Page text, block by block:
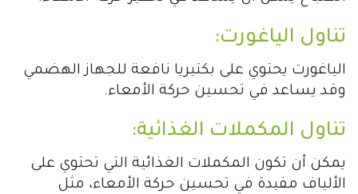
تناول الياغورت:
الياغورت يحتوي على بكتيريا نافعة للجهاز الهضمي
وقد يساعد في تحسين حركة الأمعاء.
تناول المكملات الغذائية:
يمكن أن تكون المكملات الغذائية التي تحتوي على
الألياف مفيدة في تحسين حركة الأمعاء، مثل